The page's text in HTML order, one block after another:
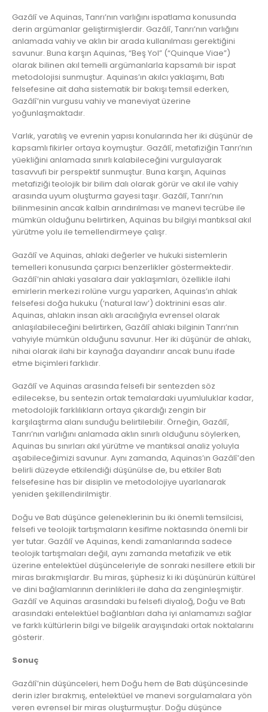
Gazâlî ve Aquinas, Tanrı’nın varlığını ispatlama konusunda
derin argümanlar geliştirmişlerdir. Gazâlî, Tanrı’nın varlığını
anlamada vahiy ve aklın bir arada kullanılması gerektiğini
savunur. Buna karşın Aquinas, “Beş Yol” (“Quinque Viae”)
olarak bilinen akıl temelli argümanlarla kapsamılı bir ispat
metodolojisi sunmuştur. Aquinas’ın akılcı yaklaşımı, Batı
felsefesine ait daha sistematik bir bakışı temsil ederken,
Gazâlî’nin vurgusu vahiy ve maneviyat üzerine
yoğunlaşmaktadır.
Varlık, yaratılış ve evrenin yapısı konularında her iki düşünür de
kapsamlı fikirler ortaya koymuştur. Gazâlî, metafiziğin Tanrı’nın
yüekliğini anlamada sınırlı kalabileceğini vurgulayarak
tasavvufi bir perspektif sunmuştur. Buna karşın, Aquinas
metafiziği teolojik bir bilim dalı olarak görür ve akıl ile vahiy
arasında uyum oluşturma gayesi taşır. Gazâlî, Tanrı’nın
bilinmesinin ancak kalbin arındırılması ve manevi tecrübe ile
mümkün olduğunu belirtirken, Aquinas bu bilgiyi mantıksal akıl
yürütme yolu ile temellendirmeye çalışr.
Gazâlî ve Aquinas, ahlaki değerler ve hukuki sistemlerin
temelleri konusunda çarpıcı benzerlikler göstermektedir.
Gazâlî’nin ahlaki yasalara dair yaklaşımları, özellikle ilahi
emirlerin merkezi rolüne vurgu yaparken, Aquinas’ın ahlak
felsefesi doğa hukuku (‘natural law’) doktrinini esas alır.
Aquinas, ahlakın insan aklı aracılığıyla evrensel olarak
anlaşılabileceğini belirtirken, Gazâlî ahlaki bilginin Tanrı’nın
vahyiyle mümkün olduğunu savunur. Her iki düşünür de ahlakı,
nihai olarak ilahi bir kaynağa dayandırır ancak bunu ifade
etme biçimleri farklıdır.
Gazâlî ve Aquinas arasında felsefi bir sentezden söz
edilecekse, bu sentezin ortak temalardaki uyumluluklar kadar,
metodolojik farklılıkların ortaya çıkardığı zengin bir
karşılaştırma alanı sunduğu belirtilebilir. Örneğin, Gazâlî,
Tanrı’nın varlığını anlamada aklın sınırlı olduğunu söylerken,
Aquinas bu sınırları akıl yürütme ve mantıksal analiz yoluyla
aşabileceğimizi savunur. Aynı zamanda, Aquinas’ın Gazâlî’den
belirli düzeyde etkilendiği düşünülse de, bu etkiler Batı
felsefesine has bir disiplin ve metodolojiye uyarlanarak
yeniden şekillendirilmiştir.
Doğu ve Batı düşünce geleneklerinin bu iki önemli temsilcisi,
felsefi ve teolojik tartışmaların kesiflme noktasında önemli bir
yer tutar. Gazâlî ve Aquinas, kendi zamanlarında sadece
teolojik tartışmaları değil, aynı zamanda metafizik ve etik
üzerine entelektüel düşünceleriyle de sonraki nesillere etkili bir
miras bırakmışlardır. Bu miras, şüphesiz ki iki düşünürün kültürel
ve dini bağlamlarının derinlikleri ile daha da zenginleşmiştir.
Gazâlî ve Aquinas arasındaki bu felsefi diyaloğ, Doğu ve Batı
arasındaki entelektüel bağlantıları daha iyi anlamamızı sağlar
ve farklı kültürlerin bilgi ve bilgelik arayışındaki ortak noktalarını
gösterir.
Sonuç
Gazâlî’nin düşünceleri, hem Doğu hem de Batı düşüncesinde
derin izler bırakmış, entelektüel ve manevi sorgulamalara yön
veren evrensel bir miras oluşturmuştur. Doğu düşünce